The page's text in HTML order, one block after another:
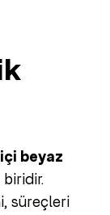
beyaz
süreçleri